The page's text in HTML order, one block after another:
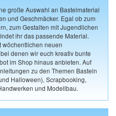
große Auswahl an Bastelmaterial
und Geschmäcker. Egal ob zum
zum Gestalten mit Jugendlichen
ihr das passende Material.
wöchentlichen neuen
denen wir euch kreativ bunte
im Shop hinaus anbieten. Auf
zu den Themen Basteln
Halloween), Scrapbooking,
und Modellbau.